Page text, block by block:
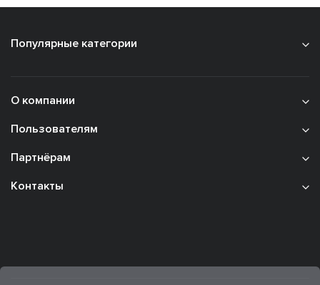
Популярные категории
О компании
Пользователям
Партнёрам
Контакты